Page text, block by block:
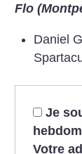
Flo
Daniel
Je
Votre